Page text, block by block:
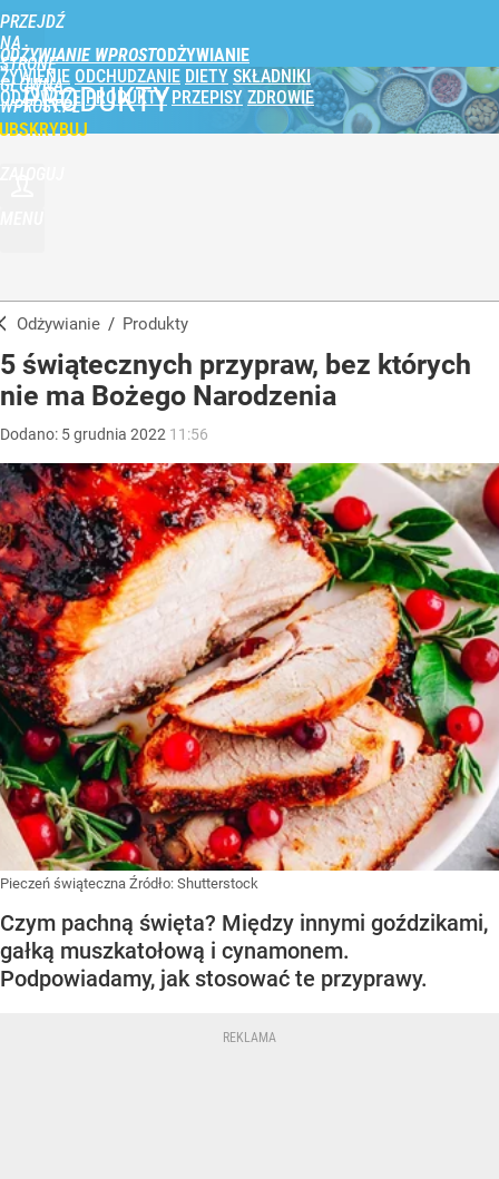
PRZEJDŹ
NA
STRONĘ
GŁÓWNĄ
WPROST.PL
ODŻYWIANIE WPROST
ŻYWIENIE ODCHUDZANIE DIETY SKŁADNIKI
ODŻYWCZE PRODUKTY PRZEPISY ZDROWIE
PRODUKTY
Odżywianie / Produkty
5 świątecznych przypraw, bez których
nie ma Bożego Narodzenia
Dodano: 5grudnia 2022 11:56
Pieczeń świąteczna Źródło: Shutterstock
Czym pachną święta? Między innymi goździkami,
gałką muszkatołową i cynamonem.
Podpowiadamy, jak stosować te przyprawy.